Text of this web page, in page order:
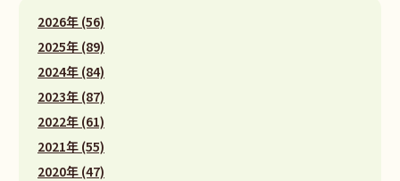
2026年 (56)
2025年 (89)
2024年 (84)
2023年 (87)
2022年 (61)
2021年 (55)
2020年 (47)